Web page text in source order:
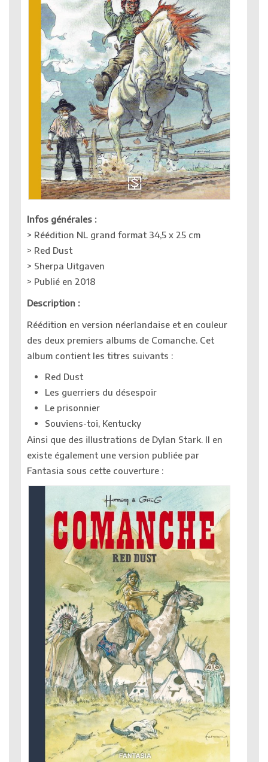
Infos générales :
> Réédition NL grand format 34,5 x 25 cm
> Red Dust
> Sherpa Uitgaven
> Publié en 2018
Description :
Réédition en version néerlandaise et en couleur
des deux premiers albums de Comanche. Cet
album contient les titres suivants :
Red Dust
Les guerriers du désespoir
Le prisonnier
Souviens-toi, Kentucky
Ainsi que des illustrations de Dylan Stark. Il en
existe également une version publiée par
Fantasia sous cette couverture :